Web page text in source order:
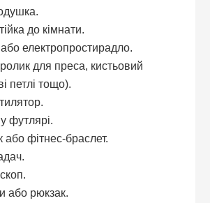
до кімнати.
електропростирадло.
для преса, кистьовий
петлі тощо).
футлярі.
фітнес-браслет.
або рюкзак.